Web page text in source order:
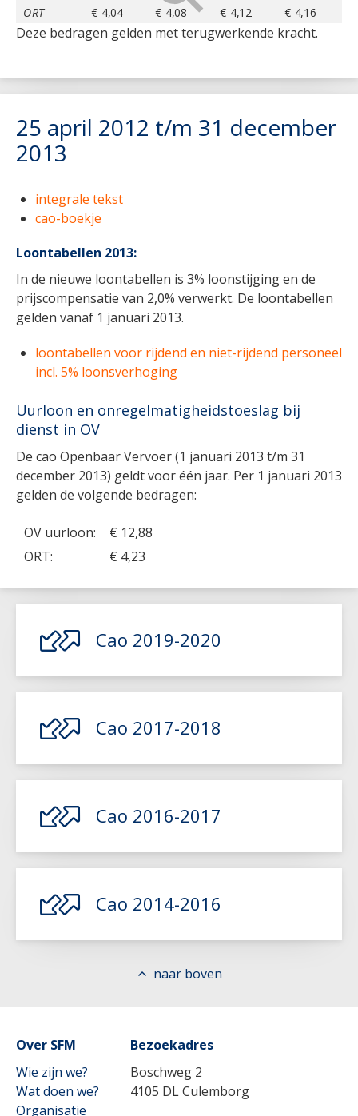
ORT € 4,04 € 4,08 € 4,12 € 4,16
Deze bedragen gelden met terugwerkende kracht.
25 april 2012 t/m 31 december
2013
integrale tekst
cao-boekje
Loontabellen 2013:
In de nieuwe loontabellen is 3% loonstijging en de
prijscompensatie van 2,0% verwerkt. De loontabellen
gelden vanaf 1 januari 2013.
loontabellen voor rijdend en niet-rijdend personeel
incl. 5% loonsverhoging
Uurloon en onregelmatigheidstoeslag bij
dienst in OV
De cao Openbaar Vervoer (1 januari 2013 t/m 31
december 2013) geldt voor één jaar. Per 1 januari 2013
gelden de volgende bedragen:
OV uurloon:
€ 12,88
ORT:
€ 4,23
Cao 2019-2020
Cao 2017-2018
Cao 2016-2017
Cao 2014-2016
naar boven
Over SFM
Wie zijn we?
Wat doen we?
Organisatie
Bezoekadres
Boschweg 2
4105 DL Culemborg